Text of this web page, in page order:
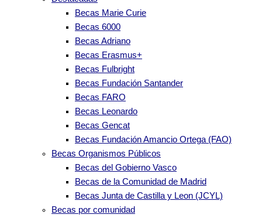
Becas Marie Curie
Becas 6000
Becas Adriano
Becas Erasmus+
Becas Fulbright
Becas Fundación Santander
Becas FARO
Becas Leonardo
Becas Gencat
Becas Fundación Amancio Ortega (FAO)
Becas Organismos Públicos
Becas del Gobierno Vasco
Becas de la Comunidad de Madrid
Becas Junta de Castilla y Leon (JCYL)
Becas por comunidad